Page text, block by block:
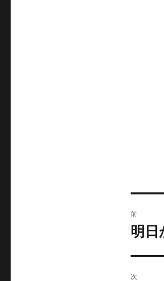
稿
前
前
投
稿:
明日
次